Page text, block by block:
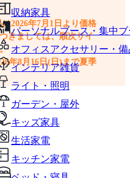
収納家具
パーソナルブース・集中
オフィスアクセサリー・備
インテリア雑貨
ライト・照明
ガーデン・屋外
キッズ家具
生活家電
キッチン家電
2026年7月1日より価格
きましては、順次サイ
年8月16日(日)まで夏季